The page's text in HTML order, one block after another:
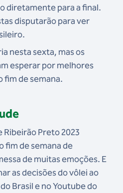
diretamente para a final.
disputarão para ver
nesta sexta, mas os
esperar por melhores
fim de semana.
Ribeirão Preto 2023
fim de semana de
de muitas emoções. E
as decisões do vôlei ao
Brasil e no Youtube do